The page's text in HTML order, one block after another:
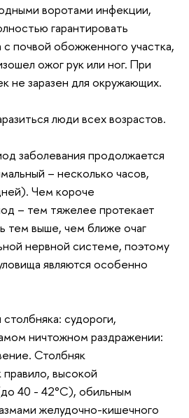
воротами инфекции,
гарантировать
с почвой обожженного участка,
ожог рук или ног. При
не заразен для окружающих.
люди всех возрастов.
заболевания продолжается
– несколько часов,
Чем короче
– тем тяжелее протекает
тем выше, чем ближе очаг
нервной системе, поэтому
являются особенно
судороги,
ничтожном раздражении:
Столбняк
высокой
40 - 42°С), обильным
желудочно-кишечного